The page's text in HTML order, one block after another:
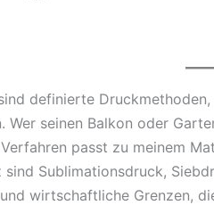
definierte
Wer seinen Balkon oder
passt zu meinem
Sublimationsdruck,
wirtschaftliche Grenzen,